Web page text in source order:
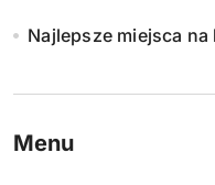
Najlepsze miejsca
Menu